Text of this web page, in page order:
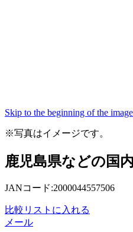
Skip to the beginning of the
※写真はイメージです。
鹿児島県などの国
JANコード:2000044557506
比較リストに入れる
メール